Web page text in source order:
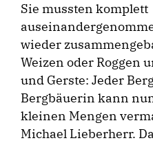
Sie mussten komplett
wieder
Weizen oder Roggen
und Gerste: Jeder
Bergbäuerin kann
kleinen Mengen
Michael Lieberherr.